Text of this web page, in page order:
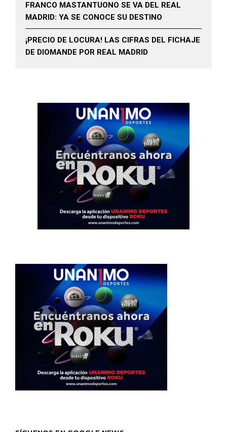
FRANCO MASTANTUONO SE VA DEL REAL
MADRID: YA SE CONOCE SU DESTINO
¡PRECIO DE LOCURA! LAS CIFRAS DEL FICHAJE
DE DIOMANDE POR REAL MADRID